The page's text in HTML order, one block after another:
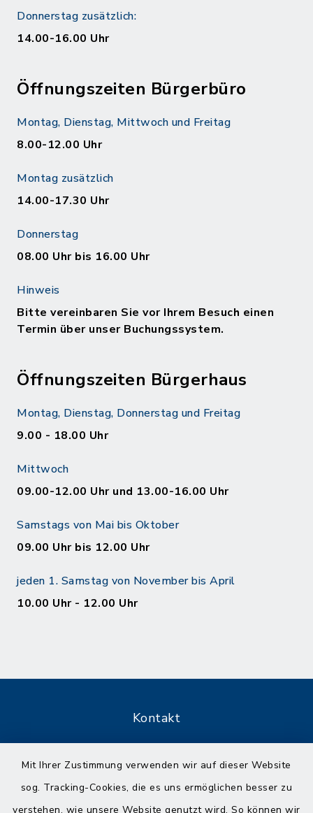
Mit Ihrer Zustimmung verwenden wir auf dieser Website
sog. Tracking-Cookies, die es uns ermöglichen besser zu
verstehen, wie unsere Website genutzt wird. So können wir
Donnerstag zusätzlich:
14.00-16.00 Uhr
Öffnungszeiten Bürgerbüro
Montag, Dienstag, Mittwoch und Freitag
8.00-12.00 Uhr
Montag zusätzlich
14.00-17.30 Uhr
Donnerstag
08.00 Uhr bis 16.00 Uhr
Hinweis
Bitte vereinbaren Sie vor Ihrem Besuch einen
Termin über unser Buchungssystem.
Öffnungszeiten Bürgerhaus
Montag, Dienstag, Donnerstag und Freitag
9.00 - 18.00 Uhr
Mittwoch
09.00-12.00 Uhr und 13.00-16.00 Uhr
Samstags von Mai bis Oktober
09.00 Uhr bis 12.00 Uhr
jeden 1. Samstag von November bis April
10.00 Uhr - 12.00 Uhr
Kontakt
Datenschutz